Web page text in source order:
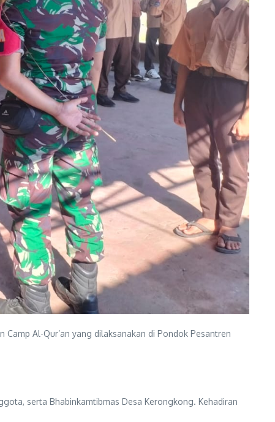
Al-Qur’an yang dilaksanakan di Pondok Pesantren
serta Bhabinkamtibmas Desa Kerongkong. Kehadiran